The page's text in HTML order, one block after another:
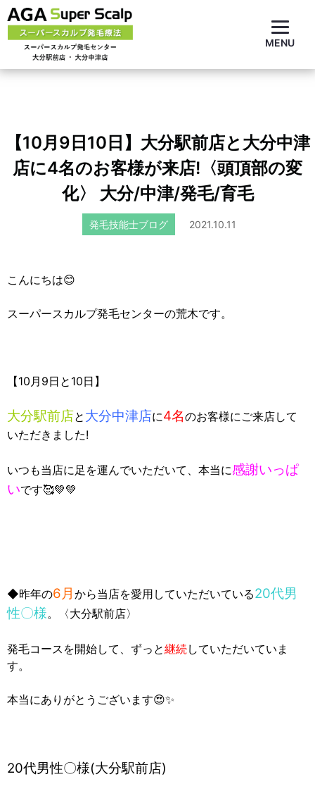
【10月9日10日】大分駅前店と大分中津
店に4名のお客様が来店!〈頭頂部の変
化〉 大分/中津/発毛/育毛
発毛技能士ブログ 2021.10.11
こんにちは😊
スーパースカルプ発毛センターの荒木です。
【10月9日と10日】
大分駅前店と 大分中津店に4名のお客様にご来店して
いただきました!
いつも当店に足を運んでいただいて、本当に感謝いっぱ
いです🥰💚💚
◆昨年の6月 から当店を愛用していただいている20代男
性〇様。〈大分駅前店〉
発毛コースを開始して、ずっと継続していただいていま
す。
本当にありがとうございます😍✨
20代男性〇様(大分駅前店)
MENU